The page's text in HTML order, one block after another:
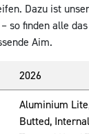
Dazu ist
so finden alle
Aim.
2026
Aluminium
Butted,